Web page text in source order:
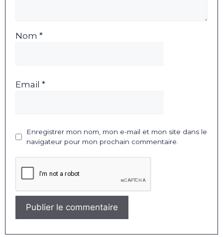
Nom *
Email *
Enregistrer mon nom, mon e-mail et mon site dans le
navigateur pour mon prochain commentaire.